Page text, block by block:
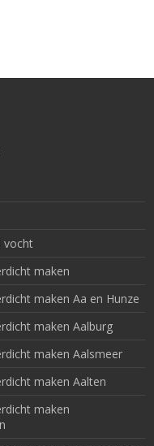
vocht
maken
maken Aa en Hunze
maken Aalburg
maken Aalsmeer
maken Aalten
maken